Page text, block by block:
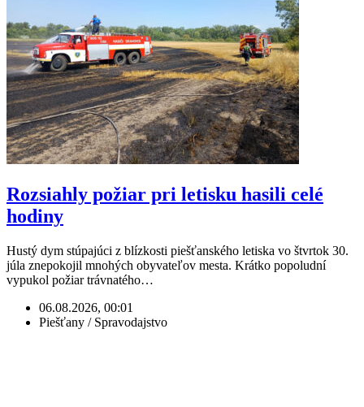
Rozsiahly požiar pri letisku hasili celé
hodiny
Hustý dym stúpajúci z blízkosti piešťanského letiska vo štvrtok 30.
júla znepokojil mnohých obyvateľov mesta. Krátko popoludní
vypukol požiar trávnatého…
06.08.2026, 00:01
Piešťany / Spravodajstvo